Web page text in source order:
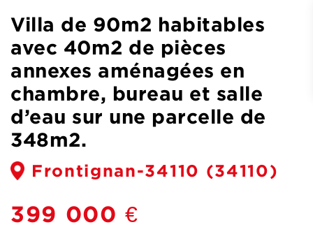
Villa de 90m2 habitables
avec 40m2 de pièces
annexes aménagées en
chambre, bureau et salle
d’eau sur une parcelle de
348m2.
Frontignan-34110 (34110)
399 000 €